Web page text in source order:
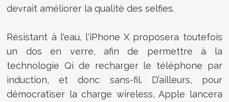
devrait améliorer la qualité des selfies.
Résistant à l'eau, l'iPhone X proposera toutefois
un dos en verre, afin de permettre à la
technologie Qi de recharger le téléphone par
induction, et donc sans-fil. D’ailleurs, pour
démocratiser la charge wireless, Apple lancera